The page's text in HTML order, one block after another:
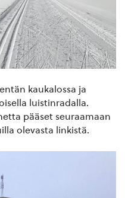
kaukalossa ja
luistinradalla.
pääset seuraamaan
olevasta linkistä.